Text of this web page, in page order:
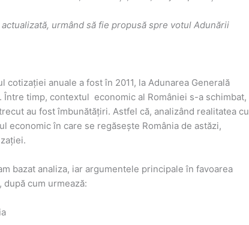
urmând să fie propusă spre votul Adunării
cotizației anuale a fost în 2011, la Adunarea Generală
Între timp, contextul economic al României s-a schimbat,
au fost îmbunătățiri. Astfel că, analizând realitatea cu
economic în care se regăsește România de astăzi,
bazat analiza, iar argumentele principale în favoarea
cum urmează: